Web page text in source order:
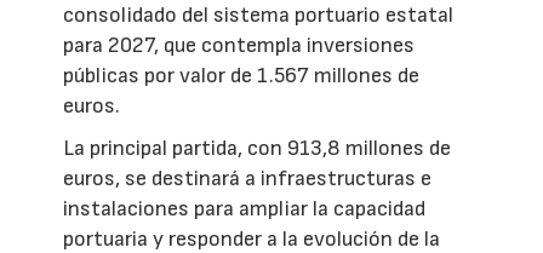
consolidado del sistema portuario estatal
para 2027, que contempla inversiones
públicas por valor de 1.567 millones de
euros.
La principal partida, con 913,8 millones de
euros, se destinará a infraestructuras e
instalaciones para ampliar la capacidad
portuaria y responder a la evolución de la